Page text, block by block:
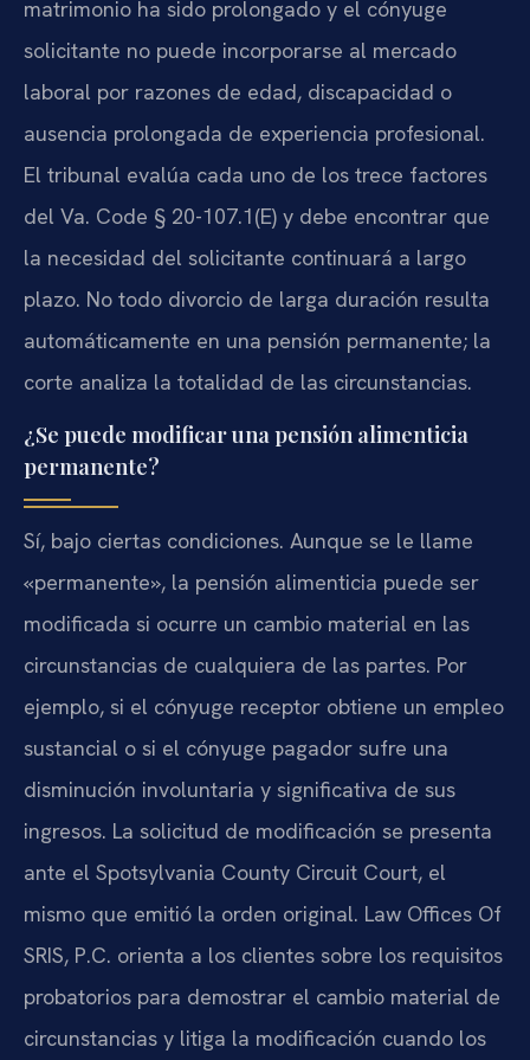
matrimonio ha sido prolongado y el cónyuge
solicitante no puede incorporarse al mercado
laboral por razones de edad, discapacidad o
ausencia prolongada de experiencia profesional.
El tribunal evalúa cada uno de los trece factores
del Va. Code § 20-107.1(E) y debe encontrar que
la necesidad del solicitante continuará a largo
plazo. No todo divorcio de larga duración resulta
automáticamente en una pensión permanente; la
corte analiza la totalidad de las circunstancias.
¿Se puede modificar una pensión alimenticia
permanente?
Sí, bajo ciertas condiciones. Aunque se le llame
«permanente», la pensión alimenticia puede ser
modificada si ocurre un cambio material en las
circunstancias de cualquiera de las partes. Por
ejemplo, si el cónyuge receptor obtiene un empleo
sustancial o si el cónyuge pagador sufre una
disminución involuntaria y significativa de sus
ingresos. La solicitud de modificación se presenta
ante el Spotsylvania County Circuit Court, el
mismo que emitió la orden original. Law Offices Of
SRIS, P.C. orienta a los clientes sobre los requisitos
probatorios para demostrar el cambio material de
circunstancias y litiga la modificación cuando los